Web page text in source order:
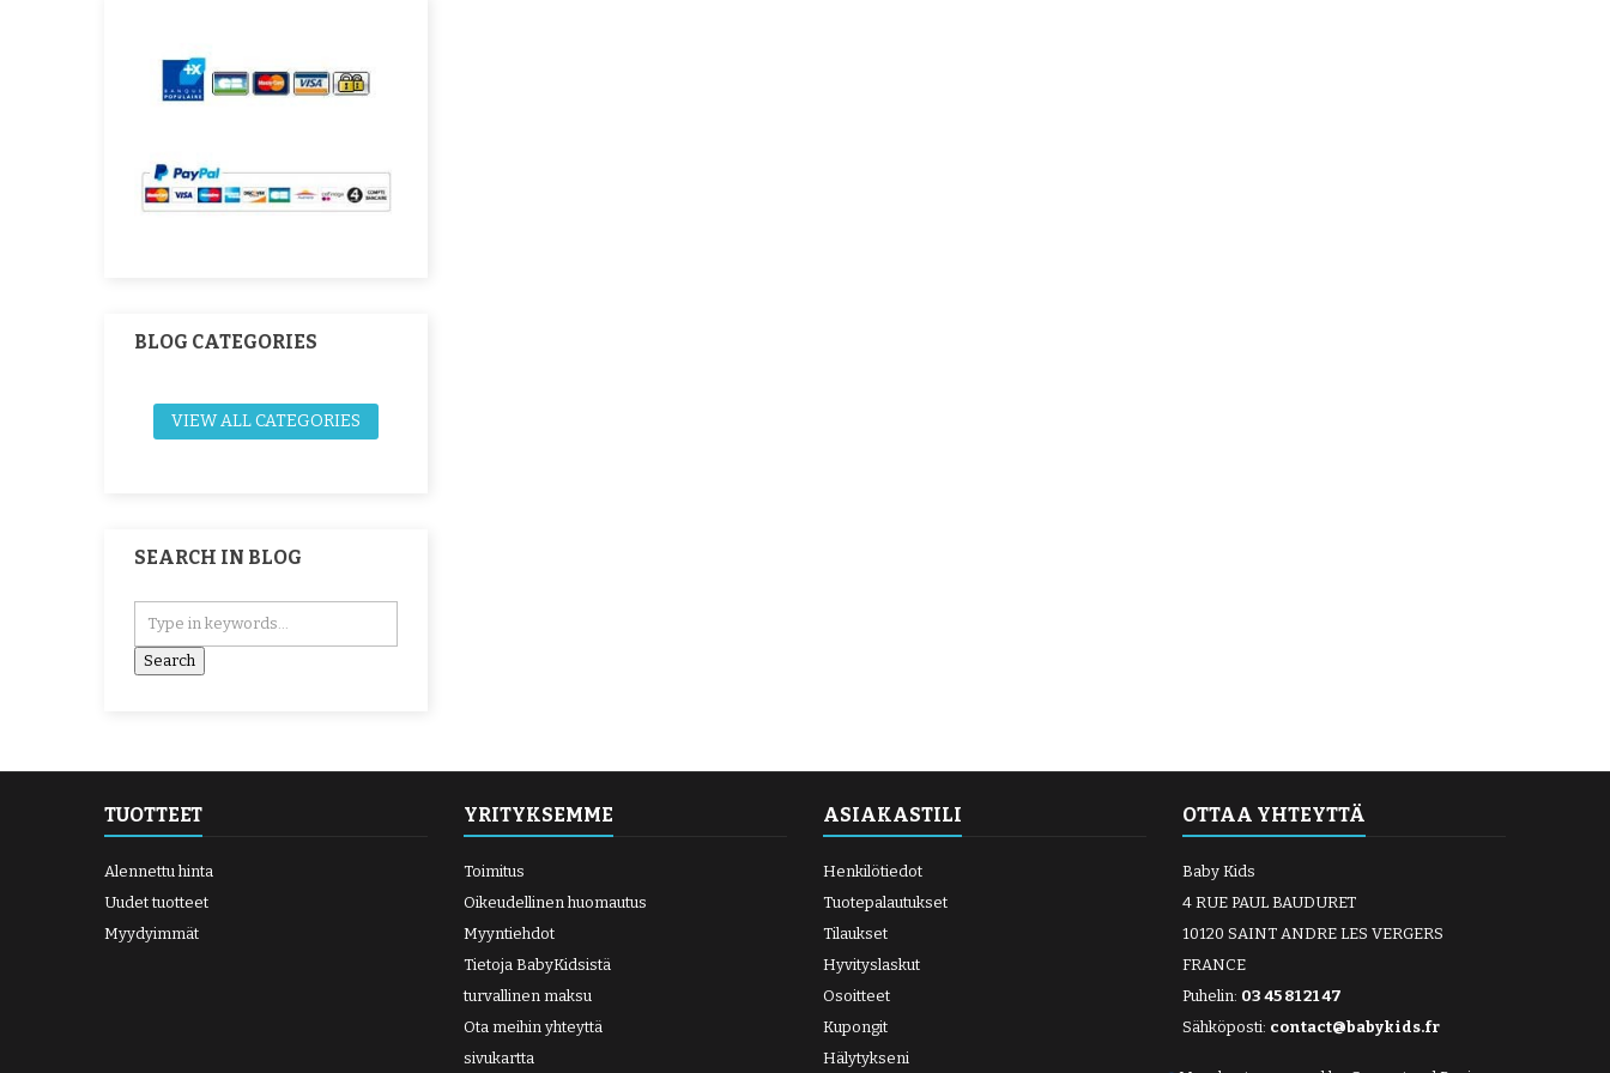
BLOG CATEGORIES
VIEW ALL CATEGORIES
SEARCH IN BLOG
TUOTTEET
Alennettu hinta
Uudet tuotteet
Myydyimmät
YRITYKSEMME
Toimitus
Oikeudellinen huomautus
Myyntiehdot
Tietoja BabyKidsistä
turvallinen maksu
Ota meihin yhteyttä
sivukartta
ASIAKASTILI
Henkilötiedot
Tuotepalautukset
Tilaukset
Hyvityslaskut
Osoitteet
Kupongit
Hälytykseni
OTTAA YHTEYTTÄ
Baby Kids
4 RUE PAUL BAUDURET
10120 SAINT ANDRE LES VERGERS
FRANCE
Puhelin: 03 45 81 21 47
Sähköposti: contact@babykids.fr